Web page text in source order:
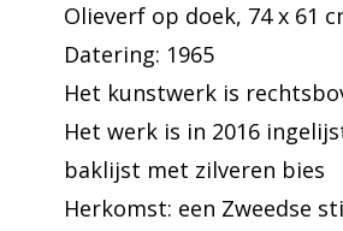
Olieverf op doek, 74 x 61
Datering: 1965
Het kunstwerk is
Het werk is in 2016
baklijst met zilveren bies
Herkomst: een Zweedse